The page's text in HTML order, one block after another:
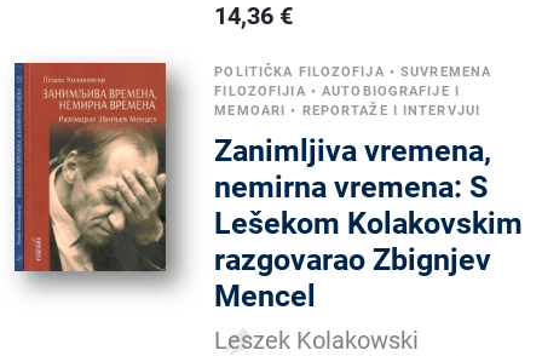
14,36 €
POLITIČKA FILOZOFIJA •SUVREMENA
FILOZOFIJIA •AUTOBIOGRAFIJE I
MEMOARI • REPORTAŽE I INTERVJUI
Zanimljiva vremena,
nemirna vremena: S
Lešekom Kolakovskim
razgovarao Zbignjev
Mencel
Leszek Kolakowski